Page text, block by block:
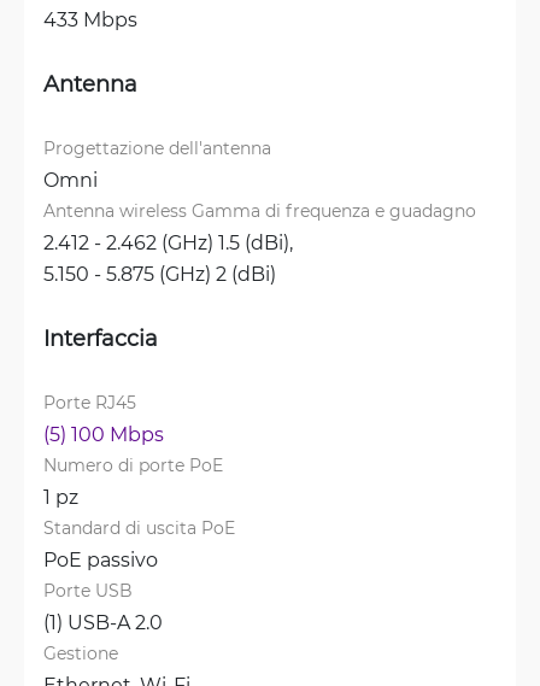
433 Mbps
Antenna
Progettazione dell'antenna
Omni
Antenna wireless Gamma di frequenza e guadagno
2.412 - 2.462 (GHz) 1.5 (dBi),
5.150 - 5.875 (GHz) 2 (dBi)
Interfaccia
Porte RJ45
(5) 100 Mbps
Numero di porte PoE
1 pz
Standard di uscita PoE
PoE passivo
Porte USB
(1) USB-A 2.0
Gestione